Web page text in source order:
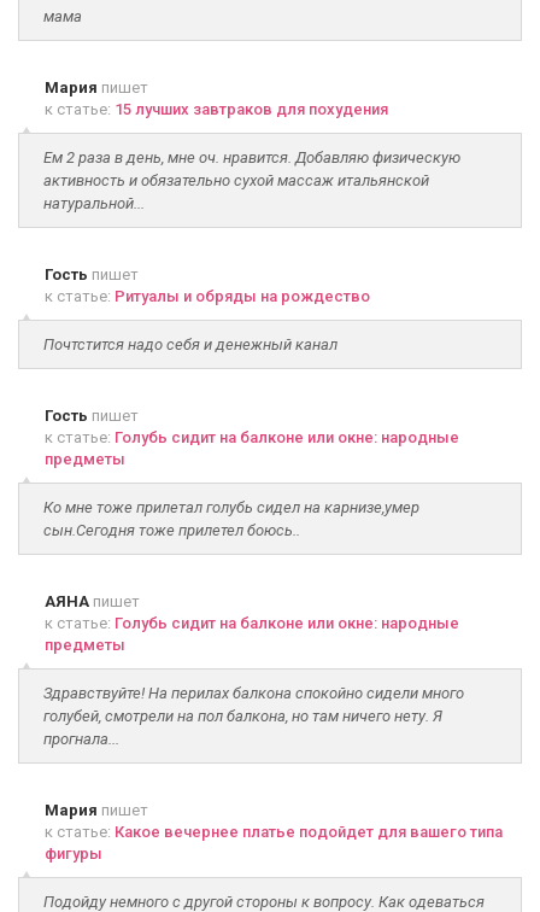
мама
Мария пишет
к статье: 15 лучших завтраков для похудения
Ем 2 раза в день, мне оч. нравится. Добавляю физическую
активность и обязательно сухой массаж итальянской
натуральной...
Гость пишет
к статье: Ритуалы и обряды на рождество
Почтстится надо себя и денежный канал
Гость пишет
к статье: Голубь сидит на балконе или окне: народные
предметы
Ко мне тоже прилетал голубь сидел на карнизе,умер
сын.Сегодня тоже прилетел боюсь..
АЯНА пишет
к статье: Голубь сидит на балконе или окне: народные
предметы
Здравствуйте! На перилах балкона спокойно сидели много
голубей, смотрели на пол балкона, но там ничего нету. Я
прогнала...
Мария пишет
к статье: Какое вечернее платье подойдет для вашего типа
фигуры
Подойду немного с другой стороны к вопросу. Как одеваться